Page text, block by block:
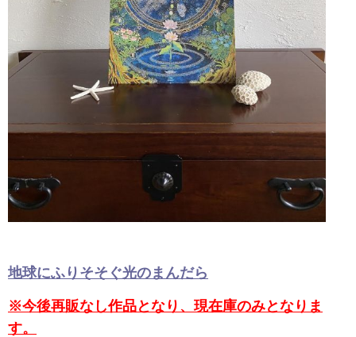
地球にふりそそぐ光のまんだら
※今後再販なし作品となり、現在庫のみとなりま
す。